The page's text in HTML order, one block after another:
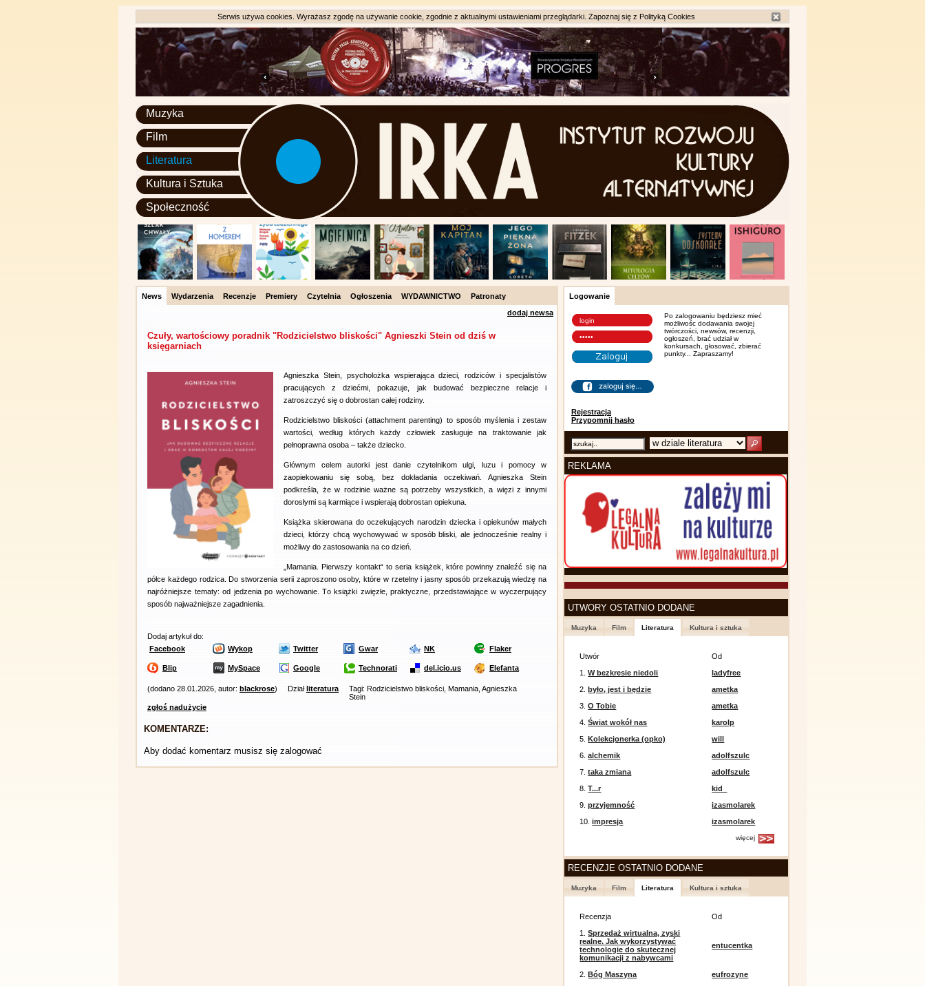
Serwis używa cookies. Wyrażasz zgodę na używanie cookie, zgodnie z aktualnymi ustawieniami przeglądarki. Zapoznaj się z Polityką Cookies
Muzyka
Film
Literatura
Kultura i Sztuka
Społeczność
News Wydarzenia Recenzje Premiery Czytelnia Ogłoszenia WYDAWNICTWO
Patronaty
dodaj newsa
Czuły, wartościowy poradnik "Rodzicielstwo bliskości" Agnieszki Stein od dziś w
księgarniach
Agnieszka Stein, psycholożka wspierająca dzieci, rodziców i specjalistów
pracujących z dziećmi, pokazuje, jak budować bezpieczne relacje i
zatroszczyć się o dobrostan całej rodziny.
Rodzicielstwo bliskości (attachment parenting) to sposób myślenia i zestaw
wartości, według których każdy człowiek zasługuje na traktowanie jak
pełnoprawna osoba – także dziecko.
Głównym celem autorki jest danie czytelnikom ulgi, luzu i pomocy w
zaopiekowaniu się sobą, bez dokładania oczekiwań. Agnieszka Stein
podkreśla, że w rodzinie ważne są potrzeby wszystkich, a więzi z innymi
dorosłymi są karmiące i wspierają dobrostan opiekuna.
Książka skierowana do oczekujących narodzin dziecka i opiekunów małych
dzieci, którzy chcą wychowywać w sposób bliski, ale jednocześnie realny i
możliwy do zastosowania na co dzień.
„Mamania. Pierwszy kontakt“ to seria książek, które powinny znaleźć się na
półce każdego rodzica. Do stworzenia serii zaproszono osoby, które w rzetelny i jasny sposób przekazują wiedzę na
najróżniejsze tematy: od jedzenia po wychowanie. To książki zwięzłe, praktyczne, przedstawiające w wyczerpujący
sposób najważniejsze zagadnienia.
Dodaj artykuł do:
Facebook
Wykop Twitter Gwar NK Flaker
Blip MySpace Google Technorati del.icio.us Elefanta
(dodano 28.01.2026, autor: blackrose) Działliteratura
Tagi: Rodzicielstwo bliskości, Mamania, Agnieszka
Stein
zgłoś nadużycie
KOMENTARZE:
Aby dodać komentarz musisz się zalogować
Logowanie
Rejestracja
Przypomnij hasło
Po zalogowaniu będziesz mieć
możliwośc dodawania swojej
twórczości, newsów, recenzji,
ogłoszeń, brać udział w
konkursach, głosować, zbierać
punkty... Zapraszamy!
REKLAMA
UTWORY OSTATNIO DODANE
Muzyka Film Literatura Kultura i sztuka
Utwór
Od
1.W bezkresie niedoli
ladyfree
2.było, jest i będzie
ametka
3.O Tobie
ametka
4.Świat wokół nas
karolp
5.Kolekcjonerka (opko)
will
6.alchemik
adolfszulc
7.taka zmiana
adolfszulc
8.T...r
kid_
9.przyjemność
izasmolarek
10.impresja izasmolarek
więcej
RECENZJE OSTATNIO DODANE
Muzyka Film Literatura Kultura i sztuka
Recenzja
Od
1.Sprzedaż wirtualna, zyski
realne. Jak wykorzystywać
technologie do skutecznej
komunikacji z nabywcami
entucentka
2.Bóg Maszyna
eufrozyne